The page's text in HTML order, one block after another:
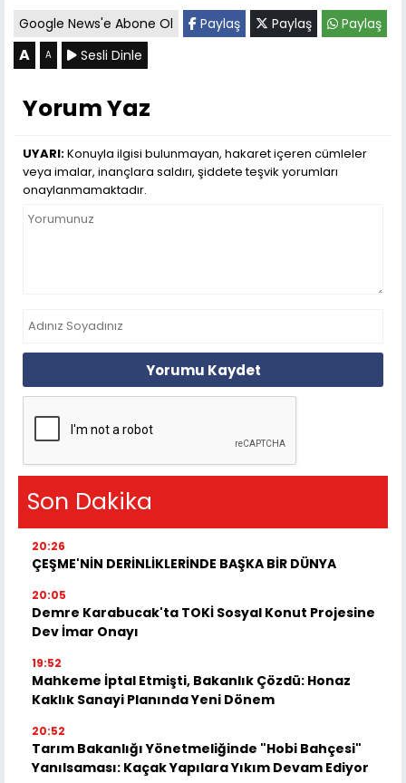
Google News'e Abone Ol Paylaş Paylaş Paylaş
A A Sesli Dinle
Yorum Yaz
UYARI:Konuyla ilgisi bulunmayan, hakaret içeren cümleler
veya imalar, inançlara saldırı, şiddete teşvik yorumları
onaylanmamaktadır.
Yorumu Kaydet
Son Dakika
20:26
ÇEŞME'NİN DERİNLİKLERİNDE BAŞKA BİR DÜNYA
20:05
Demre Karabucak'ta TOKİ Sosyal Konut Projesine
Dev İmar Onayı
19:52
Mahkeme İptal Etmişti, Bakanlık Çözdü: Honaz
Kaklık Sanayi Planında Yeni Dönem
20:52
Tarım Bakanlığı Yönetmeliğinde "Hobi Bahçesi"
Yanılsaması: Kaçak Yapılara Yıkım Devam Ediyor